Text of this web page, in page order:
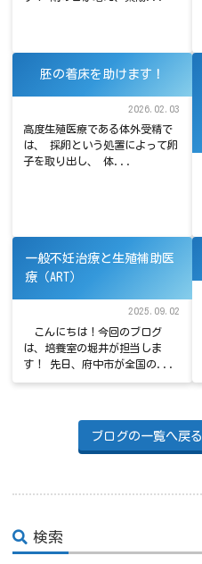
胚の着床を助けます！
2026.02.03
高度生殖医療である体外受精で
は、 採卵という処置によって卵
子を取り出し、 体...
一般不妊治療と生殖補助医
療（ART）
2025.09.02
こんにちは！今回のブログ
は、培養室の堀井が担当しま
す！ 先日、府中市が全国の...
ブログの一覧へ戻る
検索